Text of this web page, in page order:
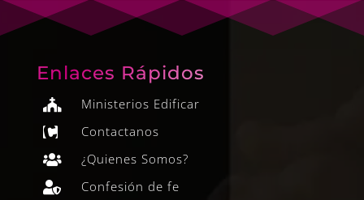
Enlaces Rápidos
 Ministerios Edificar
 Contactanos
 ¿Quienes Somos?
 Confesión de fe